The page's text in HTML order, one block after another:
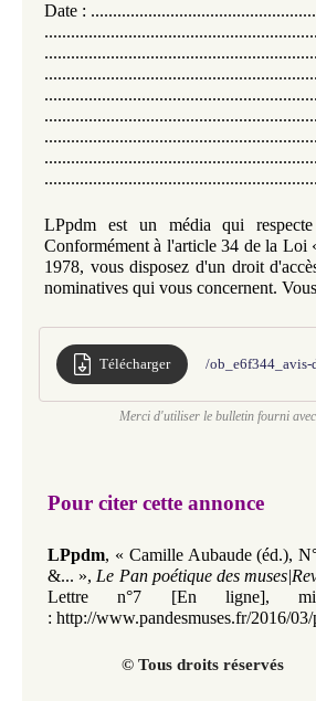
Date :
LPpdm est un média qui
Conformément à l'article 34 de la Loi
1978, vous disposez d'un droit
nominatives qui vous concernent.
Télécharger /ob_e6f344_avis-
Merci d'utiliser le bulletin fourni
Pour citer cette annonce
LPpdm, « Camille Aubaude (éd.),
&... »,Le Pan poétique des
Lettre n°7 [En ligne],
: http://www.pandesmuses.fr/2016/
© Tous droits réservés